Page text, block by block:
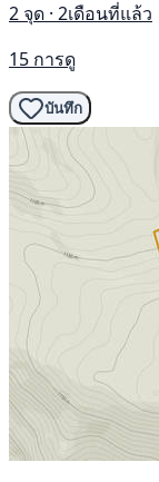
2 จุด · 2เดือนที่แล้ว
15 การดู
บันทึก